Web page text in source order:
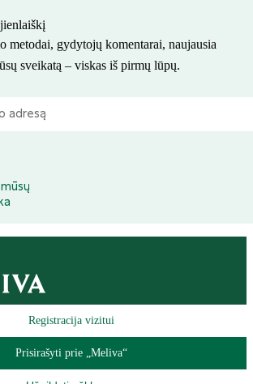
metodai, gydytojų komentarai, naujausia
sveikatą – viskas iš pirmų lūpų.
Registracija vizitui
Prisirašyti prie „Meliva“